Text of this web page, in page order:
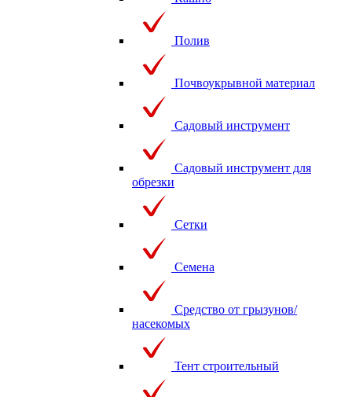
Полив
Почвоукрывной материал
Садовый инструмент
Садовый инструмент для
обрезки
Сетки
Семена
Средство от грызунов/
насекомых
Тент строительный